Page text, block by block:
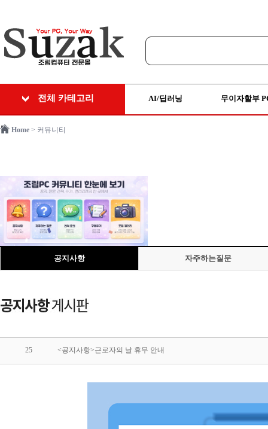
전체 카테고리 AI/딥러닝 무이자할부
Home > 커뮤니티
공지사항 자주하는질문
25 <공지사항>근로자의 날 휴무 안내